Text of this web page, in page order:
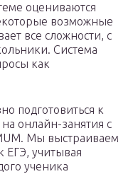
оцениваются
возможные
все сложности, с
Система
как
подготовиться к
онлайн-занятия с
Мы выстраиваем
ЕГЭ, учитывая
ученика